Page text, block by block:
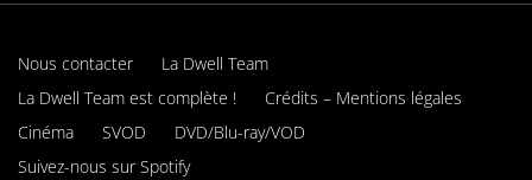
Nous contacter
La Dwell Team
La Dwell Team est complète !
Crédits – Mentions légales
Cinéma
SVOD
DVD/Blu-ray/VOD
Suivez-nous sur Spotify